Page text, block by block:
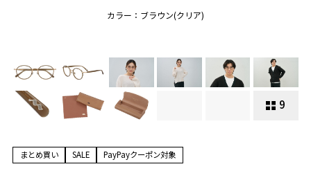
カラー：ブラウン(クリア)
9
まとめ買い SALE PayPayクーポン対象